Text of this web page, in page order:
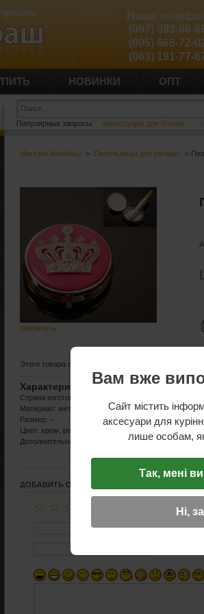
Наши
(097) 083-86-
(095) 666-72-
(063) 191-77-
НОВИНКИ ОПТ
Популярные запросы: аксессуары для бонгов
Магазин Калабаш > Пепельницы для сигарет >
Увеличить
Этого товара сейчас нет в наличии.
Характеристики
Страна изготовитель: --
Материал: металл, кожзам
Размер: --
Цвет: хром, розовый
Дополнительная информация: карманная, со
ДОБАВИТЬ ОТЗЫВ
☆
☆
☆
Имя
Вам вже
Сайт містить
аксесуари для
лише особам,
Так, мені
Ні,